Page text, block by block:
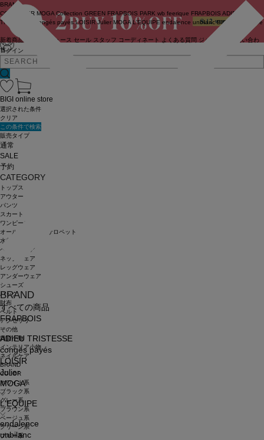
ログイン
BRAND
COUTURIER MOGA Collection GREEN FRAPBOIS PARK wb feerique FRAPBOIS ADIEU
TRISTESSE
congés payés LOISIR Julier MOGA L'EQUIPE endalence unbilanc BIGI online store
新着商品 ニュース セール スタッフ コーディネート よくある質問 ジャーナル
お問い合わ
せ
BRAND
すべての商品
FRAPBOIS
ADIEU TRISTESSE
congés payés
LOISIR
Julier
MOGA
L'EQUIPE
endalence
unbilanc
BIGI online store
選択された条件
クリア
この条件で検索
販売タイプ
通常
SALE
予約
CATEGORY
トップス
アウター
パンツ
スカート
ワンピース
オールインワン・サロペット
水着
ヘッドウェア
ネックウェア
レッグウェア
アンダーウェア
シューズ
バッグ
財布
ベルト
アクセサリ
その他
雑貨小物
インテリア小物
ネイルケア
BRAND
COLOR
ホワイト系
ブラック系
グレー系
ブラウン系
ベージュ系
グリーン系
ブルー系